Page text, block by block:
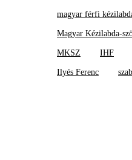
magyar férfi
Magyar Kézilabda-
MKSZ IHF
Ilyés Ferenc